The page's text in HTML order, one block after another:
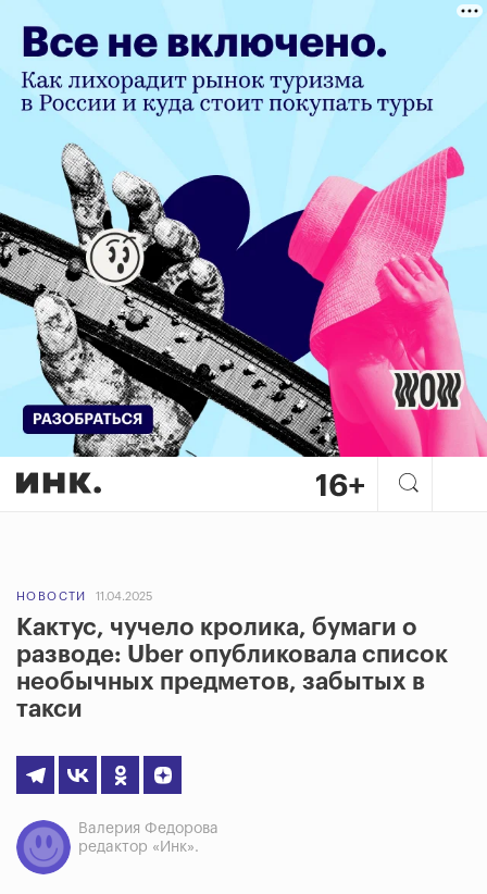
НОВОСТИ 11.04.2025
Кактус, чучело кролика, бумаги о
разводе: Uber опубликовала список
необычных предметов, забытых в
такси
Валерия Федорова
редактор «Инк».